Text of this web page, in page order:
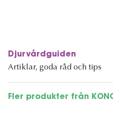
Djurvårdguiden
Artiklar, goda råd och tips
Fler produkter från